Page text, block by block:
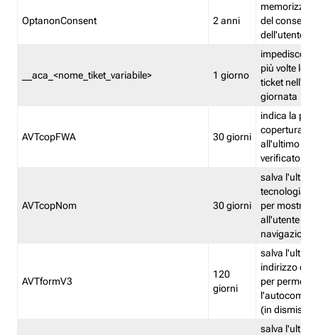
OptanonConsent 2 anni
memorizza
del
dell'utente
__aca_<nome_tiket_variabile> 1 giorno
impedisce di
più volte lo
ticket
giornata
AVTcopFWA 30 giorni
indica la
copertura
all'ultimo
verificato
AVTcopNom 30 giorni
salva l'ultima
tecnologia
per
all'utente
navigazione
AVTformV3
120
giorni
salva l'ultimo
indirizzo di
per
(in
salva l'ultimo